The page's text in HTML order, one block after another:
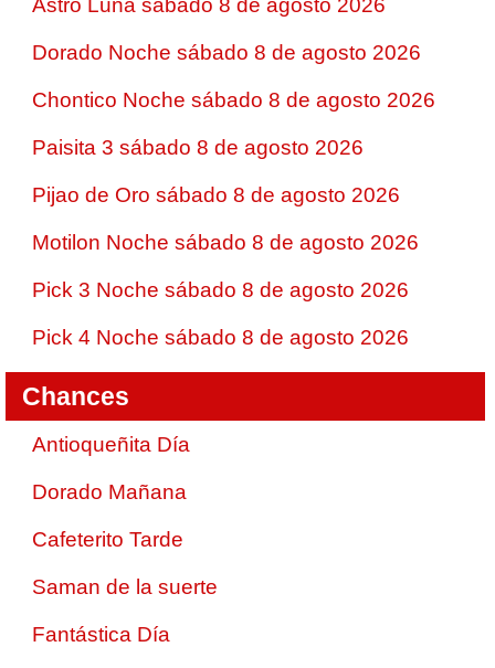
Astro Luna sábado 8 de agosto 2026
Dorado Noche sábado 8 de agosto 2026
Chontico Noche sábado 8 de agosto 2026
Paisita 3 sábado 8 de agosto 2026
Pijao de Oro sábado 8 de agosto 2026
Motilon Noche sábado 8 de agosto 2026
Pick 3 Noche sábado 8 de agosto 2026
Pick 4 Noche sábado 8 de agosto 2026
Chances
Antioqueñita Día
Dorado Mañana
Cafeterito Tarde
Saman de la suerte
Fantástica Día